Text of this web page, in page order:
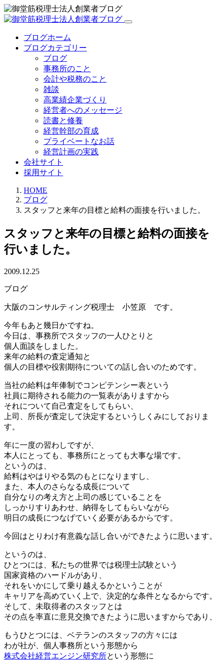
ブログホーム
ブログカテゴリー
ブログ
事務所のこと
会計や税務のこと
雑談
高業績企業づくり
経営者へのメッセージ
読書と修養
経営幹部の育成
プライベートなお話
経営計画の実践
会社サイト
採用サイト
HOME
ブログ
スタッフと来年の目標と給料の面接を行いました。
スタッフと来年の目標と給料の面接を
行いました。
2009.12.25
ブログ
大阪のコンサルティング税理士 小笠原 です。
今年もあと幾日かですね。
今日は、事務所でスタッフの一人ひとりと
個人面談をしました。
来年の給料の査定通知と
個人の目標や役割期待についての話し合いのためです。
当社の給料は年俸制でコンピテンシー表という
社員に期待される能力の一覧表がありますから
それについて自己査定をしてもらい、
上司、所長が査定して決定するというしくみにしておりま
す。
年に一度の習わしですが、
本人にとっても、事務所にとっても大事な場です。
というのは、
給料はやはりやる気のもとになりますし、
また、本人のさらなる成長について
自分なりの考え方と上司の感じていることを
しっかりすりあわせ、納得をしてもらいながら
明日の成長につなげていく必要があるからです。
今回はとりわけ有意義な話し合いができたように思います。
というのは、
ひとつには、私たちの世界では税理士試験という
国家資格のハードルがあり、
それをいかにして乗り越えるかということが
キャリアを高めていく上で、決定的な条件となるからです。
そして、未取得者のスタッフとは
その点を率直に意見交換できたように思いますからであり、
もうひとつには、ベテランのスタッフの方々には
わが社が、個人事務所という形態から
株式会社経営エンジン研究所という形態に